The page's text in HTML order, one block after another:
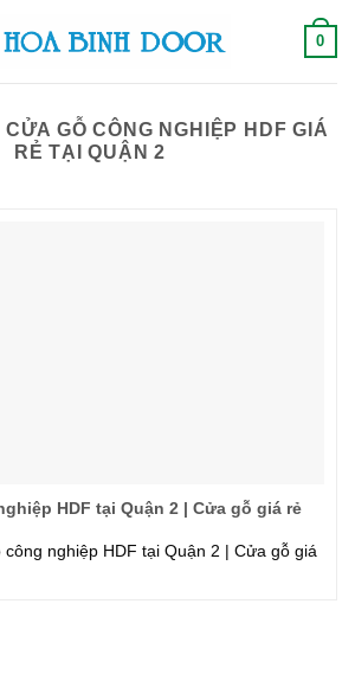
0
CỬA GỖ CÔNG NGHIỆP HDF GIÁ
RẺ TẠI QUẬN 2
HDF tại Quận 2 | Cửa gỗ giá rẻ
công nghiệp HDF tại Quận 2 | Cửa gỗ giá